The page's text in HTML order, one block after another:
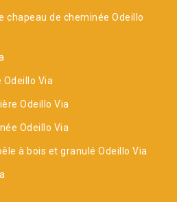
chapeau de cheminée Odeillo
Odeillo Via
Odeillo Via
Odeillo Via
à bois et granulé Odeillo Via